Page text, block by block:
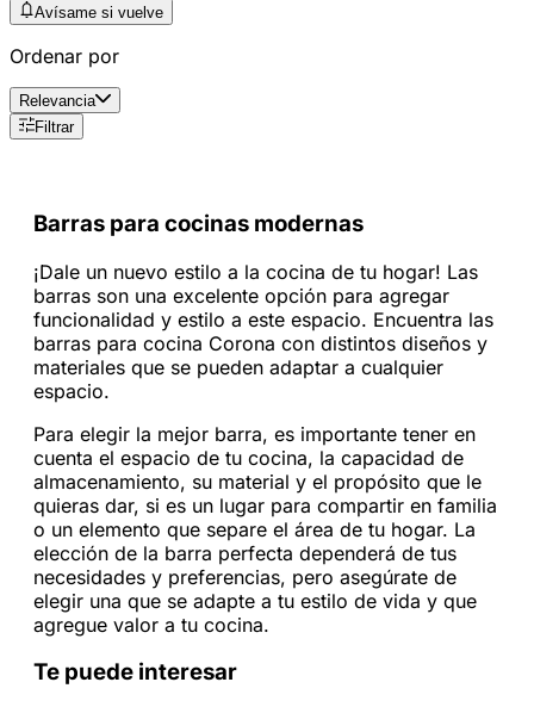
Avísame si vuelve
Ordenar por
Relevancia
Filtrar
Barras para cocinas modernas
¡Dale un nuevo estilo a la cocina de tu hogar! Las
barras son una excelente opción para agregar
funcionalidad y estilo a este espacio. Encuentra las
barras para cocina Corona con distintos diseños y
materiales que se pueden adaptar a cualquier
espacio.
Para elegir la mejor barra, es importante tener en
cuenta el espacio de tu cocina, la capacidad de
almacenamiento, su material y el propósito que le
quieras dar, si es un lugar para compartir en familia
o un elemento que separe el área de tu hogar. La
elección de la barra perfecta dependerá de tus
necesidades y preferencias, pero asegúrate de
elegir una que se adapte a tu estilo de vida y que
agregue valor a tu cocina.
Te puede interesar